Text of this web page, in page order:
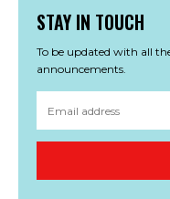
STAY IN TOUCH
To be updated with all
announcements.